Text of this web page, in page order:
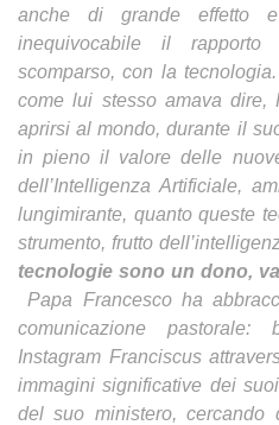
anche di grande effetto
inequivocabile il
scomparso, con la
come lui stesso amava dire,
aprirsi al mondo, durante il
in pieno il valore delle
dell’Intelligenza Artificiale,
lungimirante, quanto queste
strumento, frutto
tecnologie sono un dono,
Papa Francesco ha
comunicazione pastorale:
Instagram Franciscus
immagini significative dei
del suo ministero,